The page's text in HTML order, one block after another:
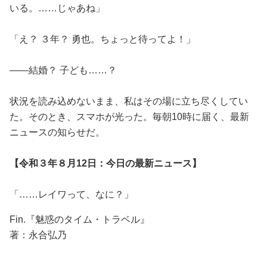
いる。……じゃあね」
「え？ ３年？ 勇也。ちょっと待ってよ！」
――結婚？ 子ども……？
状況を読み込めないまま、私はその場に立ち尽くしてい
た。そのとき、スマホが光った。毎朝10時に届く、最新
ニュースの知らせだ。
【令和３年８月12日：今日の最新ニュース】
「……レイワって、なに？」
Fin.『魅惑のタイム・トラベル』
著：永合弘乃